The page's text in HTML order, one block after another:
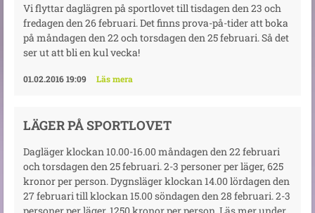
Vi flyttar daglägren på sportlovet till tisdagen den 23 och
fredagen den 26 februari. Det finns prova-på-tider att boka
på måndagen den 22 och torsdagen den 25 februari. Så det
ser ut att bli en kul vecka!
01.02.2016 19:09 Läs mera
LÄGER PÅ SPORTLOVET
Dagläger klockan 10.00-16.00 måndagen den 22 februari
och torsdagen den 25 februari. 2-3 personer per läger, 625
kronor per person. Dygnsläger klockan 14.00 lördagen den
27 februari till klockan 15.00 söndagen den 28 februari. 2-3